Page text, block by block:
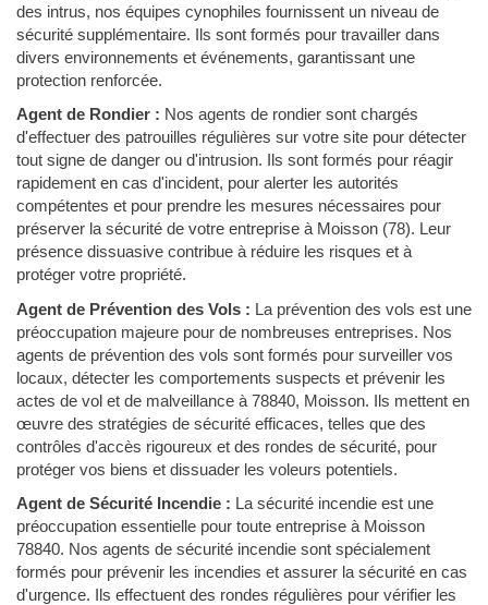
des intrus, nos équipes cynophiles fournissent un niveau de
sécurité supplémentaire. Ils sont formés pour travailler dans
divers environnements et événements, garantissant une
protection renforcée.
Agent de Rondier : Nos agents de rondier sont chargés
d'effectuer des patrouilles régulières sur votre site pour détecter
tout signe de danger ou d'intrusion. Ils sont formés pour réagir
rapidement en cas d'incident, pour alerter les autorités
compétentes et pour prendre les mesures nécessaires pour
préserver la sécurité de votre entreprise à Moisson (78). Leur
présence dissuasive contribue à réduire les risques et à
protéger votre propriété.
Agent de Prévention des Vols : La prévention des vols est une
préoccupation majeure pour de nombreuses entreprises. Nos
agents de prévention des vols sont formés pour surveiller vos
locaux, détecter les comportements suspects et prévenir les
actes de vol et de malveillance à 78840, Moisson. Ils mettent en
œuvre des stratégies de sécurité efficaces, telles que des
contrôles d'accès rigoureux et des rondes de sécurité, pour
protéger vos biens et dissuader les voleurs potentiels.
Agent de Sécurité Incendie : La sécurité incendie est une
préoccupation essentielle pour toute entreprise à Moisson
78840. Nos agents de sécurité incendie sont spécialement
formés pour prévenir les incendies et assurer la sécurité en cas
d'urgence. Ils effectuent des rondes régulières pour vérifier les